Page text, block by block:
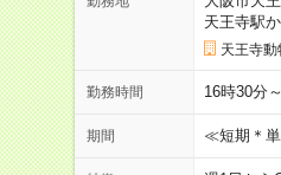
天王寺駅
天王寺動
勤務時間 16時30分
期間 ≪短期＊